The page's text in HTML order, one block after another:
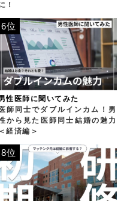
！
性医師に聞いてみた
医師同士でダブルインカム！男
から見た医師同士結婚の魅力
＜経済編＞
6位
8位